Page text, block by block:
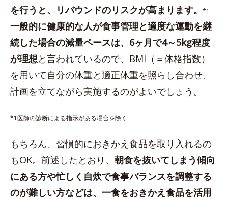
を行うと、リバウンドのリスクが高まります。
*1
一般的に健康的な人が食事管理と適度な運動を継
続した場合の減量ペースは、6ヶ月で4～5kg程度
が理想と言われているので、BMI（＝体格指数）
を用いて自分の体重と適正体重を照らし合わせ、
計画を立てながら実施するのがよいでしょう。
*1医師の診断による指示がある場合を除く
もちろん、習慣的におきかえ食品を取り入れるの
もOK。前述したとおり、 朝食を抜いてしまう傾向
にある方や忙しく自炊で食事バランスを調整する
のが難しい方などは、一食をおきかえ食品を活用